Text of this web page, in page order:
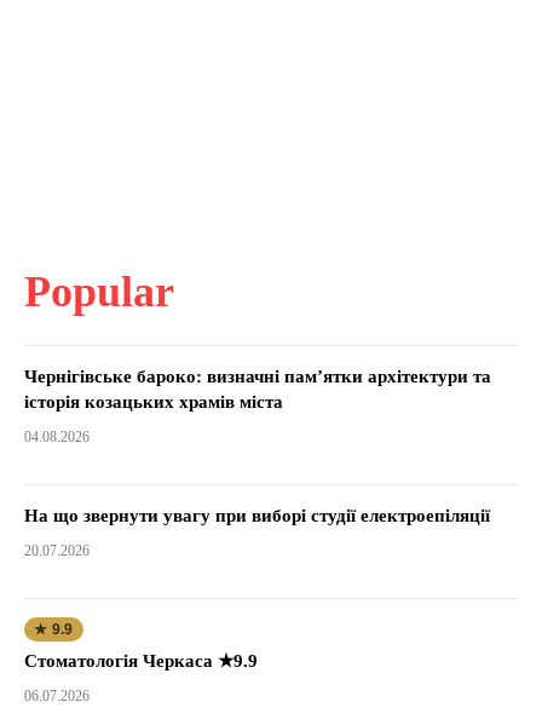
Popular
Чернігівське бароко: визначні пам’ятки архітектури та
історія козацьких храмів міста
04.08.2026
На що звернути увагу при виборі студії електроепіляції
20.07.2026
★ 9.9
Стоматологія Черкаса ★9.9
06.07.2026